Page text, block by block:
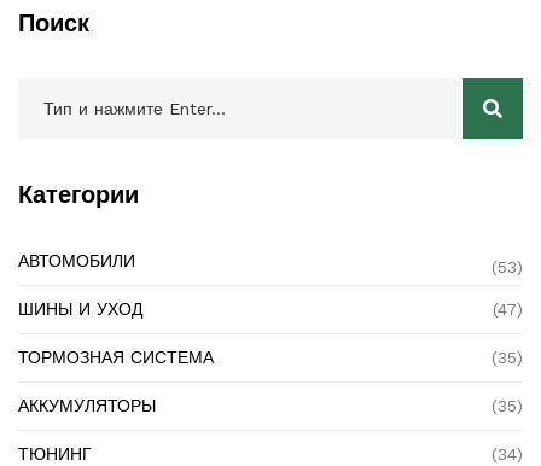
Поиск
Категории
АВТОМОБИЛИ (53)
ШИНЫ И УХОД (47)
ТОРМОЗНАЯ СИСТЕМА (35)
АККУМУЛЯТОРЫ (35)
ТЮНИНГ (34)